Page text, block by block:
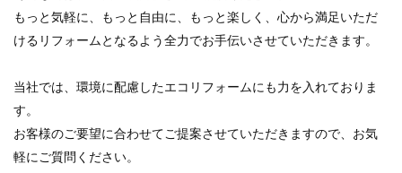
もっと気軽に、もっと自由に、もっと楽しく、心から満足いただ
けるリフォームとなるよう全力でお手伝いさせていただきます。
当社では、環境に配慮したエコリフォームにも力を入れておりま
す。
お客様のご要望に合わせてご提案させていただきますので、お気
軽にご質問ください。